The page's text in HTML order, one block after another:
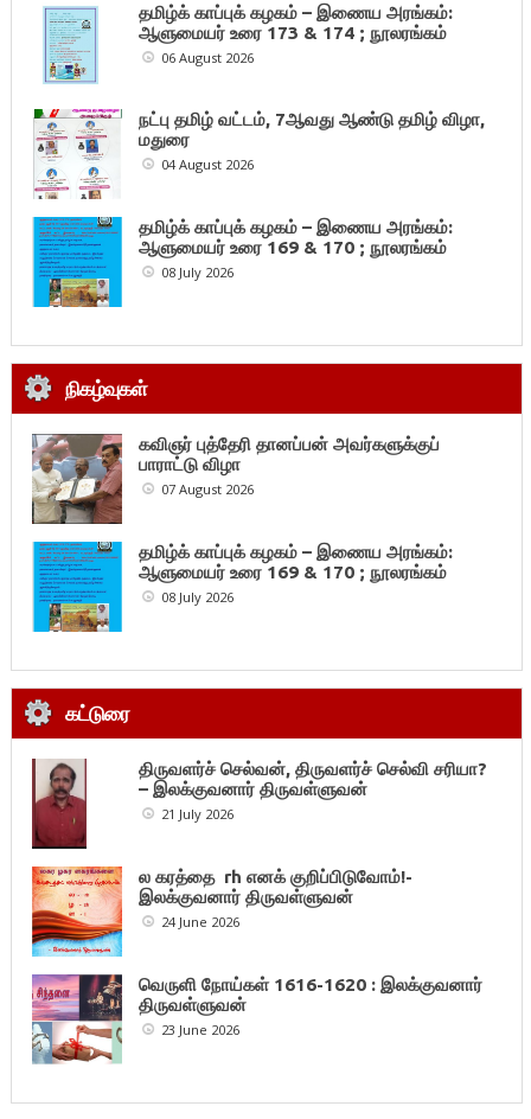
தமிழ்க் காப்புக் கழகம் – இணைய அரங்கம்:
ஆளுமையர் உரை 173 & 174 ; நூலரங்கம்
06 August 2026
நட்பு தமிழ் வட்டம், 7ஆவது ஆண்டு தமிழ் விழா,
மதுரை
04 August 2026
தமிழ்க் காப்புக் கழகம் – இணைய அரங்கம்:
ஆளுமையர் உரை 169 & 170 ; நூலரங்கம்
08 July 2026
நிகழ்வுகள்
கவிஞர் புத்தேரி தானப்பன் அவர்களுக்குப்
பாராட்டு விழா
07 August 2026
தமிழ்க் காப்புக் கழகம் – இணைய அரங்கம்:
ஆளுமையர் உரை 169 & 170 ; நூலரங்கம்
08 July 2026
கட்டுரை
திருவளர்ச் செல்வன், திருவளர்ச் செல்வி சரியா?
– இலக்குவனார் திருவள்ளுவன்
21 July 2026
ல கரத்தை rh எனக் குறிப்பிடுவோம்!-
இலக்குவனார் திருவள்ளுவன்
24 June 2026
வெருளி நோய்கள் 1616-1620 : இலக்குவனார்
திருவள்ளுவன்
23 June 2026